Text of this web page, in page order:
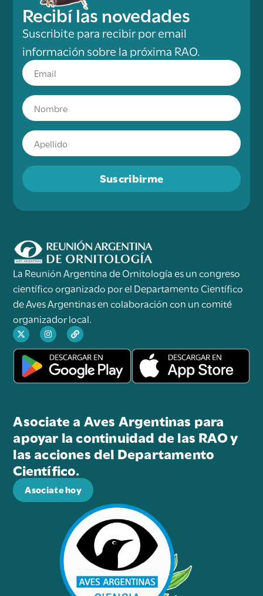
Recibí las novedades
Suscribite para recibir por email
información sobre la próxima RAO.
Suscribirme
La Reunión Argentina de Ornitología es un congreso
científico organizado por el Departamento Científico
de Aves Argentinas en colaboración con un comité
organizador local.
Asociate a Aves Argentinas para
apoyar la continuidad de las RAO y
las acciones del Departamento
Científico.
Asociate hoy